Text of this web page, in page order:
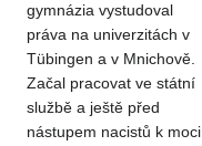
gymnázia vystudoval
práva na univerzitách v
Tübingen a v Mnichově.
Začal pracovat ve státní
službě a ještě před
nástupem nacistů k moci